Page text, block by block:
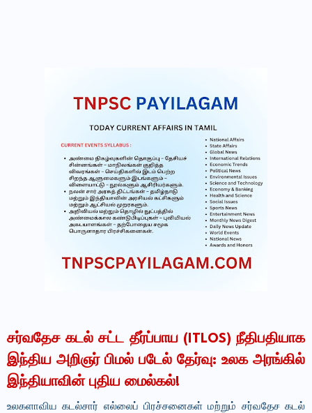
சர்வதேச கடல் சட்ட தீர்ப்பாய (ITLOS) நீதிபதியாக
இந்திய அறிஞர் பிமல் படேல் தேர்வு: உலக அரங்கில்
இந்தியாவின் புதிய மைல்கல்!
உலகளாவிய கடல்சார் எல்லைப் பிரச்சனைகள் மற்றும் சர்வதேச கடல்